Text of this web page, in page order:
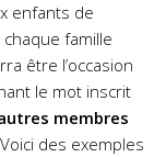
enfants de
chaque famille
être l’occasion
le mot inscrit
membres
des exemples